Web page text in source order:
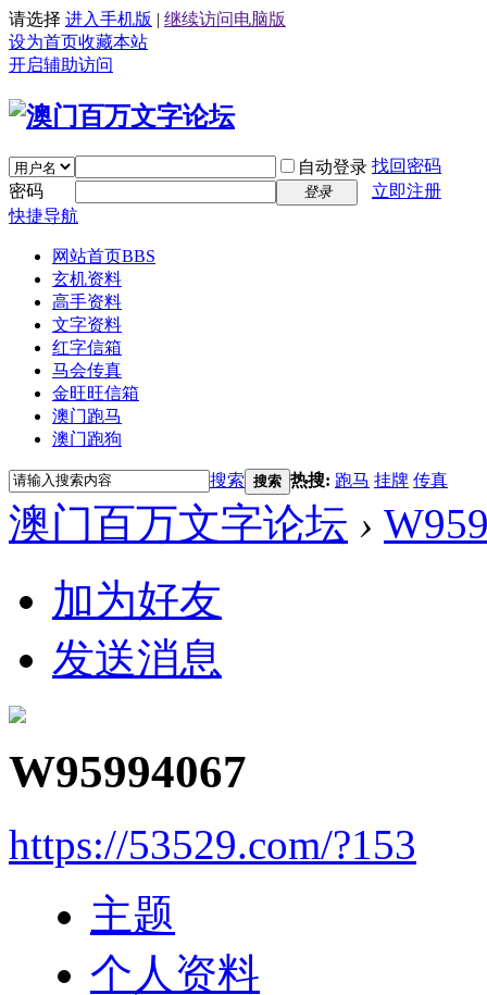
请选择 进入手机版 | 继续访问电脑版
设为首页收藏本站
开启辅助访问
自动登录 找回密码
密码
登录
立即注册
快捷导航
网站首页BBS
玄机资料
高手资料
文字资料
红字信箱
马会传真
金旺旺信箱
澳门跑马
澳门跑狗
搜索 搜索 热搜: 跑马 挂牌 传真
澳门百万文字论坛 ›
加为好友
发送消息
W95994067
https://53529.com/?153
主题
个人资料